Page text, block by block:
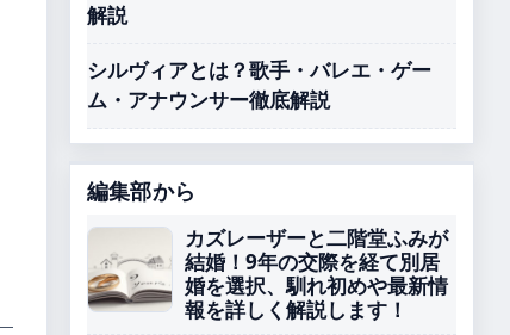
解説
シルヴィアとは？歌手・バレエ・ゲー
ム・アナウンサー徹底解説
編集部から
カズレーザーと二階堂ふみが
結婚！9年の交際を経て別居
婚を選択、馴れ初めや最新情
報を詳しく解説します！